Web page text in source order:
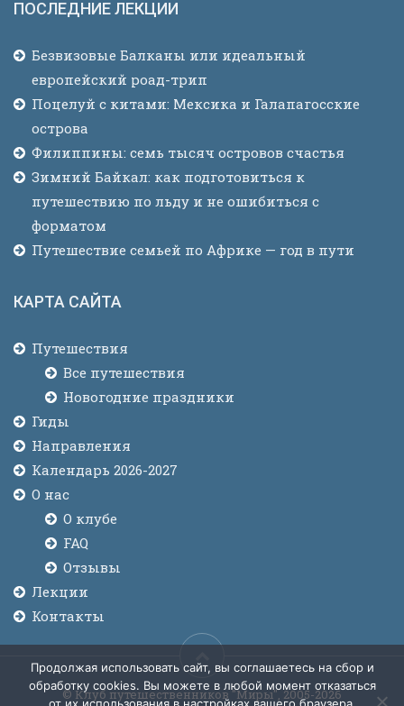
ПОСЛЕДНИЕ ЛЕКЦИИ
Безвизовые Балканы или идеальный
европейский роад-трип
Поцелуй с китами: Мексика и Галапагосские
острова
Филиппины: семь тысяч островов счастья
Зимний Байкал: как подготовиться к
путешествию по льду и не ошибиться с
форматом
Путешествие семьей по Африке — год в пути
КАРТА САЙТА
Путешествия
Все путешествия
Новогодние праздники
Гиды
Направления
Календарь 2026-2027
О нас
О клубе
FAQ
Отзывы
Лекции
Контакты
© Клуб путешественников "Миры", 2005-2026
Продолжая использовать сайт, вы соглашаетесь на сбор и
обработку cookies. Вы можете в любой момент отказаться